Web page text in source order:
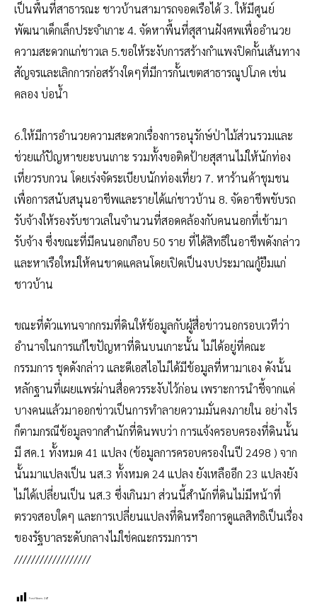
เป็นพื้นที่สาธารณะ ชาวบ้านสามารถจอดเรือได้ 3. ให้มีศูนย์
พัฒนาเด็กเล็กประจำเกาะ 4. จัดหาพื้นที่สุสานฝังศพเพื่ออำนวย
ความสะดวกแก่ชาวเล 5.ขอให้ระงับการสร้างกำแพงปิดกั้นเส้นทาง
สัญจรและเลิกการก่อสร้างใดๆที่มีการกั้นเขตสาธารณูปโภค เช่น
คลอง บ่อน้ำ
6.ให้มีการอำนวยความสะดวกเรื่องการอนุรักษ์ป่าไม้ส่วนรวมและ
ช่วยแก้ปัญหาขยะบนเกาะ รวมทั้งขอติดป้ายสุสานไม่ให้นักท่อง
เที่ยวรบกวน โดยเร่งจัดระเบียบนักท่องเที่ยว 7. หาร้านค้าชุมชน
เพื่อการสนับสนุนอาชีพและรายได้แก่ชาวบ้าน 8. จัดอาชีพขับรถ
รับจ้างให้รองรับชาวเลในจำนวนที่สอดคล้องกับคนนอกที่เข้ามา
รับจ้าง ซึ่งขณะที่มีคนนอกเกือบ 50 ราย ที่ได้สิทธิในอาชีพดังกล่าว
และหาเรือใหม่ให้คนขาดแคลนโดยเปิดเป็นงบประมาณกู้ยืมแก่
ชาวบ้าน
ขณะที่ตัวแทนจากกรมที่ดินให้ข้อมูลกับผู้สื่อข่าวนอกรอบเวทีว่า
อำนาจในการแก้ไขปัญหาที่ดินบนเกาะนั้น ไม่ได้อยู่ที่คณะ
กรรมการ ชุดดังกล่าว และดีเอสไอไม่ได้มีข้อมูลที่หามาเอง ดังนั้น
หลักฐานที่เผยแพร่ผ่านสื่อควรระงับไว้ก่อน เพราะการนำชี้จากแค่
บางคนแล้วมาออกข่าวเป็นการทำลายความมั่นคงภายใน อย่างไร
ก็ตามกรณีข้อมูลจากสำนักที่ดินพบว่า การแจ้งครอบครองที่ดินนั้น
มี สค.1 ทั้งหมด 41 แปลง (ข้อมูลการครอบครองในปี 2498 ) จาก
นั้นมาแปลงเป็น นส.3 ทั้งหมด 24 แปลง ยังเหลืออีก 23 แปลงยัง
ไม่ได้เปลี่ยนเป็น นส.3 ซึ่งเกินมา ส่วนนี้สำนักที่ดินไม่มีหน้าที่
ตรวจสอบใดๆ และการเปลี่ยนแปลงที่ดินหรือการดูแลสิทธิเป็นเรื่อง
ของรัฐบาลระดับกลางไม่ใช่คณะกรรมการฯ
//////////////////
Post Views: 247